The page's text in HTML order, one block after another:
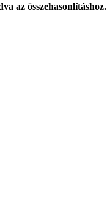
az összehasonlításhoz.